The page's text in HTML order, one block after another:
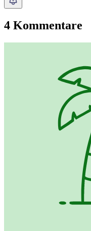
4 Kommentare